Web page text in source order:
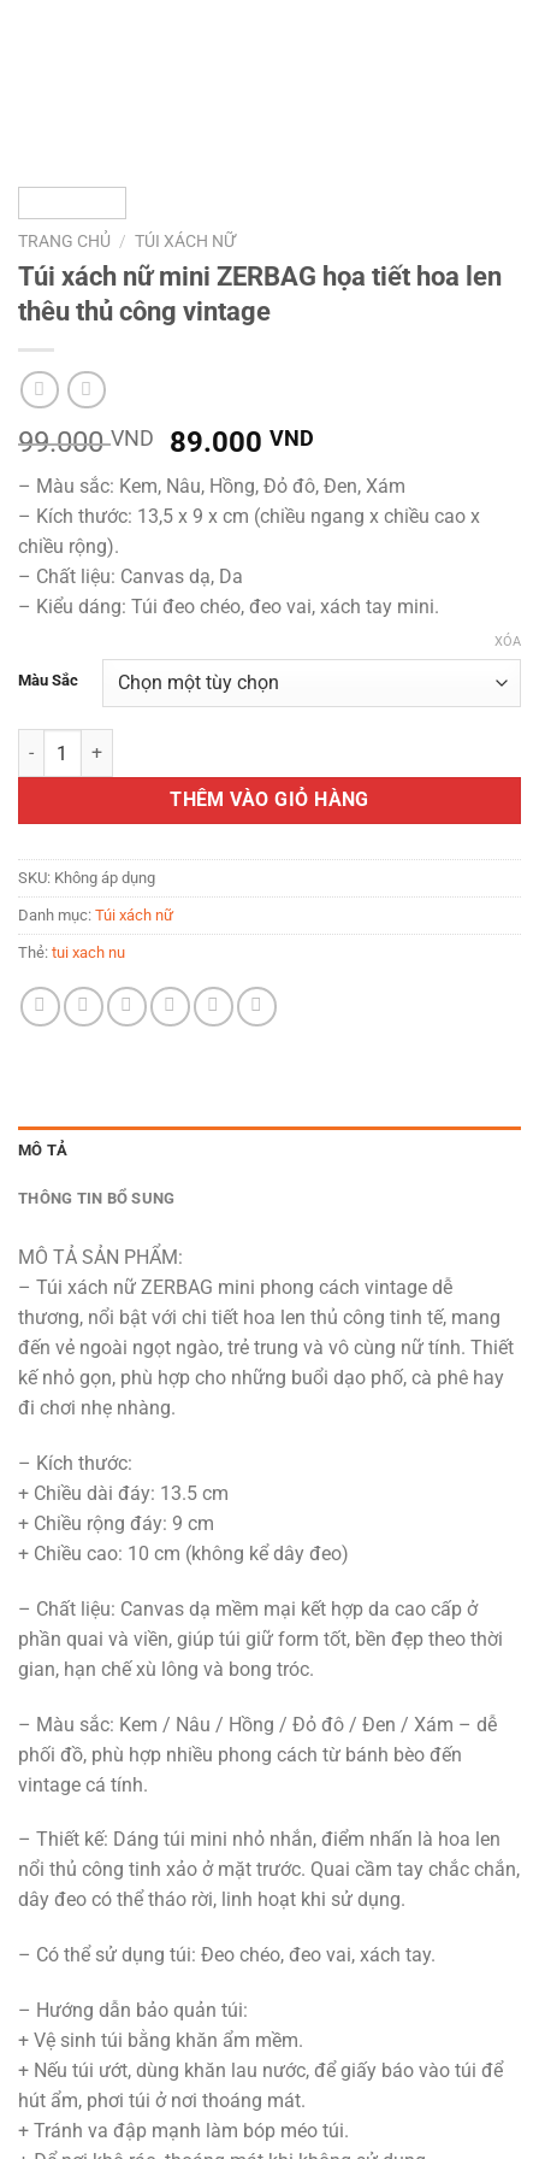
TRANG CHỦ / TÚI XÁCH NỮ
Túi xách nữ mini ZERBAG họa tiết hoa len
thêu thủ công vintage
99.000VND
Giá
gốc
là:
99.000 VND.
89.000VND
hiện
tại
là:
– Màu sắc: Kem, Nâu, Hồng, Đỏ đô, Đen, Xám
– Kích thước: 13,5 x 9 x cm (chiều ngang x chiều cao x
chiều rộng).
– Chất liệu: Canvas dạ, Da
– Kiểu dáng: Túi đeo chéo, đeo vai, xách tay mini.
Màu Sắc
XÓA
Túi xách nữ mini ZERBAG họa tiết hoa len thêu thủ công vintage số
THÊM VÀO GIỎ HÀNG
SKU: Không áp dụng
Danh mục: Túi xách nữ
Thẻ: tui xach nu
MÔ TẢ
THÔNG TIN BỔ SUNG
MÔ TẢ SẢN PHẨM:
– Túi xách nữ ZERBAG mini phong cách vintage dễ
thương, nổi bật với chi tiết hoa len thủ công tinh tế, mang
đến vẻ ngoài ngọt ngào, trẻ trung và vô cùng nữ tính. Thiết
kế nhỏ gọn, phù hợp cho những buổi dạo phố, cà phê hay
đi chơi nhẹ nhàng.
– Kích thước:
+ Chiều dài đáy: 13.5 cm
+ Chiều rộng đáy: 9 cm
+ Chiều cao: 10 cm (không kể dây đeo)
– Chất liệu: Canvas dạ mềm mại kết hợp da cao cấp ở
phần quai và viền, giúp túi giữ form tốt, bền đẹp theo thời
gian, hạn chế xù lông và bong tróc.
– Màu sắc: Kem / Nâu / Hồng / Đỏ đô / Đen / Xám – dễ
phối đồ, phù hợp nhiều phong cách từ bánh bèo đến
vintage cá tính.
– Thiết kế: Dáng túi mini nhỏ nhắn, điểm nhấn là hoa len
nổi thủ công tinh xảo ở mặt trước. Quai cầm tay chắc chắn,
dây đeo có thể tháo rời, linh hoạt khi sử dụng.
– Có thể sử dụng túi: Đeo chéo, đeo vai, xách tay.
– Hướng dẫn bảo quản túi:
+ Vệ sinh túi bằng khăn ẩm mềm.
+ Nếu túi ướt, dùng khăn lau nước, để giấy báo vào túi để
hút ẩm, phơi túi ở nơi thoáng mát.
+ Tránh va đập mạnh làm bóp méo túi.